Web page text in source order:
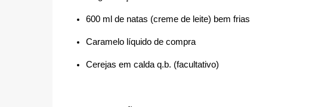
600 ml de natas (creme de leite) bem frias
Caramelo líquido de compra
Cerejas em calda q.b. (facultativo)